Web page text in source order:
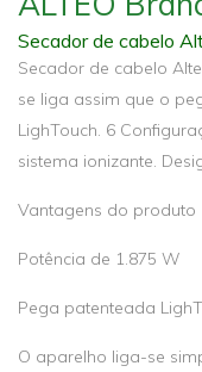
Secador de cabelo
Secador de cabelo
se liga assim que o
LighTouch. 6
sistema ionizante.
Vantagens do produto
Potência de 1.875 W
Pega patenteada
O aparelho liga-se